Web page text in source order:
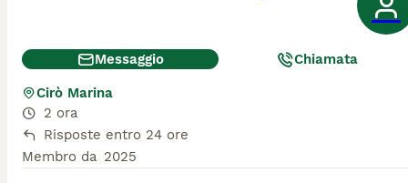
Messaggio Chiamata
Cirò Marina
2 ora
Risposte entro 24 ore
Membro da 2025